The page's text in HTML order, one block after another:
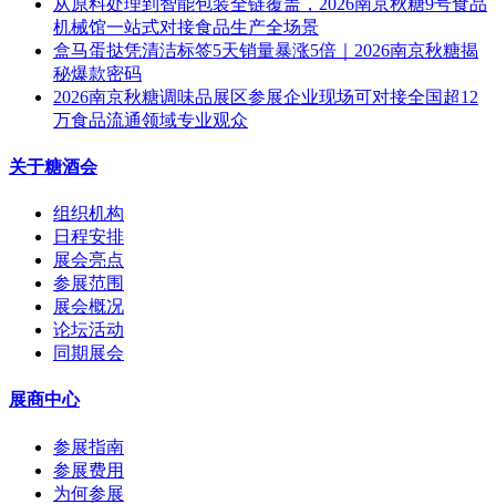
机械馆一站式对接食品生产全场景
盒马蛋挞凭清洁标签5天销量暴涨5倍｜2026南京秋糖揭
秘爆款密码
2026南京秋糖调味品展区参展企业现场可对接全国超12
万食品流通领域专业观众
关于糖酒会
组织机构
日程安排
展会亮点
参展范围
展会概况
论坛活动
同期展会
展商中心
参展指南
参展费用
为何参展